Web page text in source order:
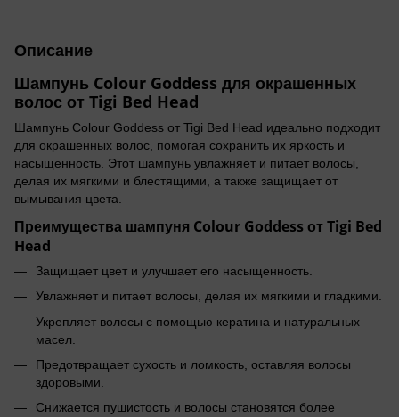
Описание
Шампунь Colour Goddess для окрашенных
волос от Tigi Bed Head
Шампунь Colour Goddess от Tigi Bed Head идеально подходит
для окрашенных волос, помогая сохранить их яркость и
насыщенность. Этот шампунь увлажняет и питает волосы,
делая их мягкими и блестящими, а также защищает от
вымывания цвета.
Преимущества шампуня Colour Goddess от Tigi Bed
Head
Защищает цвет и улучшает его насыщенность.
Увлажняет и питает волосы, делая их мягкими и гладкими.
Укрепляет волосы с помощью кератина и натуральных
масел.
Предотвращает сухость и ломкость, оставляя волосы
здоровыми.
Снижается пушистость и волосы становятся более